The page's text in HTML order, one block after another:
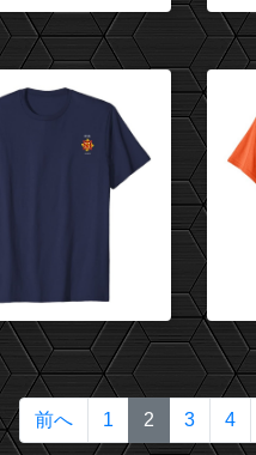
前へ 1 2(current)
3 4